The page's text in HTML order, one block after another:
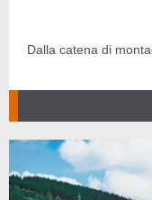
Dalla catena di